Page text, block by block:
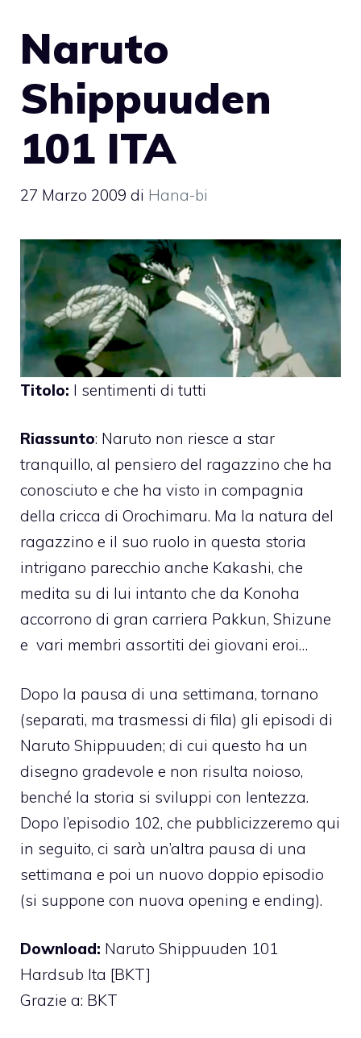
Naruto
Shippuuden
101 ITA
27 Marzo 2009 di Hana-bi
Titolo: I sentimenti di tutti
Riassunto: Naruto non riesce a star
tranquillo, al pensiero del ragazzino che ha
conosciuto e che ha visto in compagnia
della cricca di Orochimaru. Ma la natura del
ragazzino e il suo ruolo in questa storia
intrigano parecchio anche Kakashi, che
medita su di lui intanto che da Konoha
accorrono di gran carriera Pakkun, Shizune
e vari membri assortiti dei giovani eroi…
Dopo la pausa di una settimana, tornano
(separati, ma trasmessi di fila) gli episodi di
Naruto Shippuuden; di cui questo ha un
disegno gradevole e non risulta noioso,
benché la storia si sviluppi con lentezza.
Dopo l’episodio 102, che pubblicizzeremo qui
in seguito, ci sarà un’altra pausa di una
settimana e poi un nuovo doppio episodio
(si suppone con nuova opening e ending).
Download: Naruto Shippuuden 101
Hardsub Ita [BKT]
Grazie a: BKT